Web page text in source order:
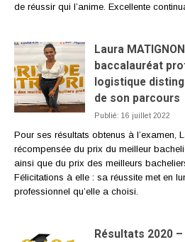
de réussir qui l’anime. Excellente
Laura
baccalauréat
logistique
de son parcours
Publié: 16 juillet 2022
Pour ses résultats obtenus à l’examen,
récompensée du prix du meilleur
ainsi que du prix des meilleurs
Félicitations à elle : sa réussite met en
professionnel qu’elle a choisi.
Résultats 2020 –